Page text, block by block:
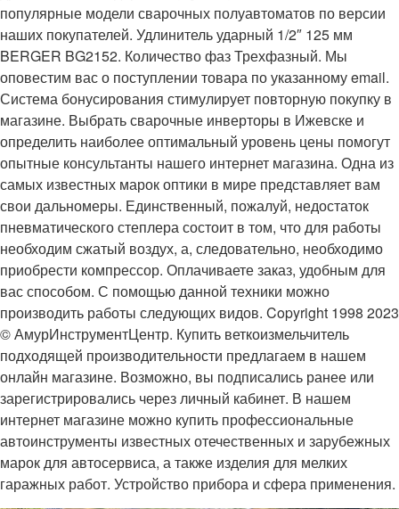
популярные модели сварочных полуавтоматов по версии
наших покупателей. Удлинитель ударный 1/2″ 125 мм
BERGER BG2152. Количество фаз Трехфазный. Мы
оповестим вас о поступлении товара по указанному email.
Система бонусирования стимулирует повторную покупку в
магазине. Выбрать сварочные инверторы в Ижевске и
определить наиболее оптимальный уровень цены помогут
опытные консультанты нашего интернет магазина. Одна из
самых известных марок оптики в мире представляет вам
свои дальномеры. Единственный, пожалуй, недостаток
пневматического степлера состоит в том, что для работы
необходим сжатый воздух, а, следовательно, необходимо
приобрести компрессор. Оплачиваете заказ, удобным для
вас способом. С помощью данной техники можно
производить работы следующих видов. Copyright 1998 2023
© АмурИнструментЦентр. Купить веткоизмельчитель
подходящей производительности предлагаем в нашем
онлайн магазине. Возможно, вы подписались ранее или
зарегистрировались через личный кабинет. В нашем
интернет магазине можно купить профессиональные
автоинструменты известных отечественных и зарубежных
марок для автосервиса, а также изделия для мелких
гаражных работ. Устройство прибора и сфера применения.